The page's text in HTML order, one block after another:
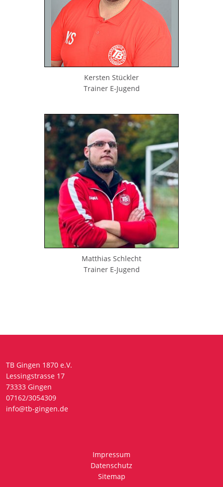
Kersten Stückler
Trainer E-Jugend
Matthias Schlecht
Trainer E-Jugend
TB Gingen 1870 e.V.
Lessingstrasse 17
73333 Gingen
07162/3054309
info@tb-gingen.de
Impressum
Datenschutz
Sitemap